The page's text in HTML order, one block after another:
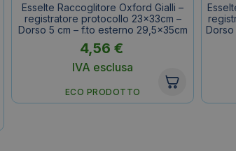
Esselte Raccoglitore Oxford Gialli –
registratore protocollo 23x33cm –
Dorso 5 cm – f.to esterno 29,5x35cm
4,56€
IVA esclusa
ECO PRODOTTO
Dorso